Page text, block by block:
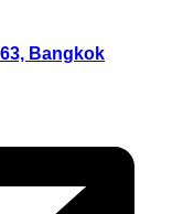
Bangkok